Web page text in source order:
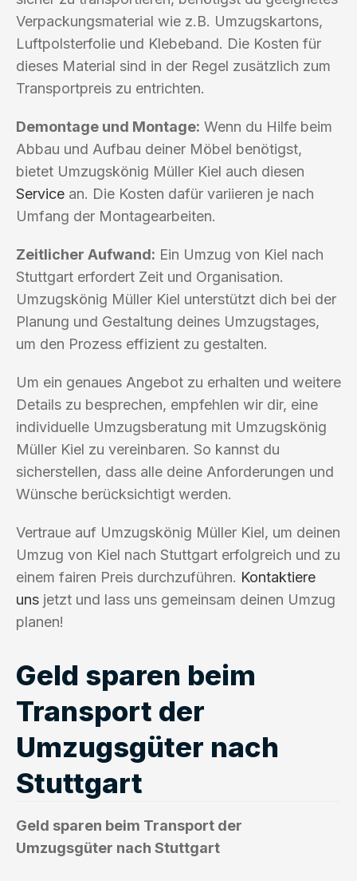
Verpackungsmaterial wie z.B. Umzugskartons,
Luftpolsterfolie und Klebeband. Die Kosten für
dieses Material sind in der Regel zusätzlich zum
Transportpreis zu entrichten.
Demontage und Montage: Wenn du Hilfe beim
Abbau und Aufbau deiner Möbel benötigst,
bietet Umzugskönig Müller Kiel auch diesen
Service an. Die Kosten dafür variieren je nach
Umfang der Montagearbeiten.
Zeitlicher Aufwand: Ein Umzug von Kiel nach
Stuttgart erfordert Zeit und Organisation.
Umzugskönig Müller Kiel unterstützt dich bei der
Planung und Gestaltung deines Umzugstages,
um den Prozess effizient zu gestalten.
Um ein genaues Angebot zu erhalten und weitere
Details zu besprechen, empfehlen wir dir, eine
individuelle Umzugsberatung mit Umzugskönig
Müller Kiel zu vereinbaren. So kannst du
sicherstellen, dass alle deine Anforderungen und
Wünsche berücksichtigt werden.
Vertraue auf Umzugskönig Müller Kiel, um deinen
Umzug von Kiel nach Stuttgart erfolgreich und zu
einem fairen Preis durchzuführen. Kontaktiere
uns jetzt und lass uns gemeinsam deinen Umzug
planen!
Geld sparen beim
Transport der
Umzugsgüter nach
Stuttgart
Geld sparen beim Transport der
Umzugsgüter nach Stuttgart